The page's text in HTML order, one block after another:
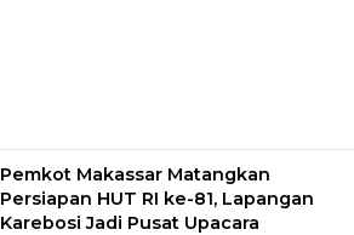
Pemkot Makassar Matangkan
Persiapan HUT RI ke-81, Lapangan
Karebosi Jadi Pusat Upacara